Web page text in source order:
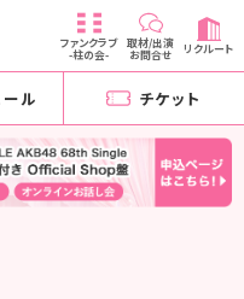
ファンクラブ
-柱の会-
取材/出演
お問合せ リクルート
ル チケット